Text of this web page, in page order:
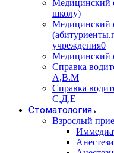
Медицинский
школу)
Медицинский
учреждения0
Медицинский
Справка
А,В.М
Справка
С,Д,Е
Стоматология
Взрослый